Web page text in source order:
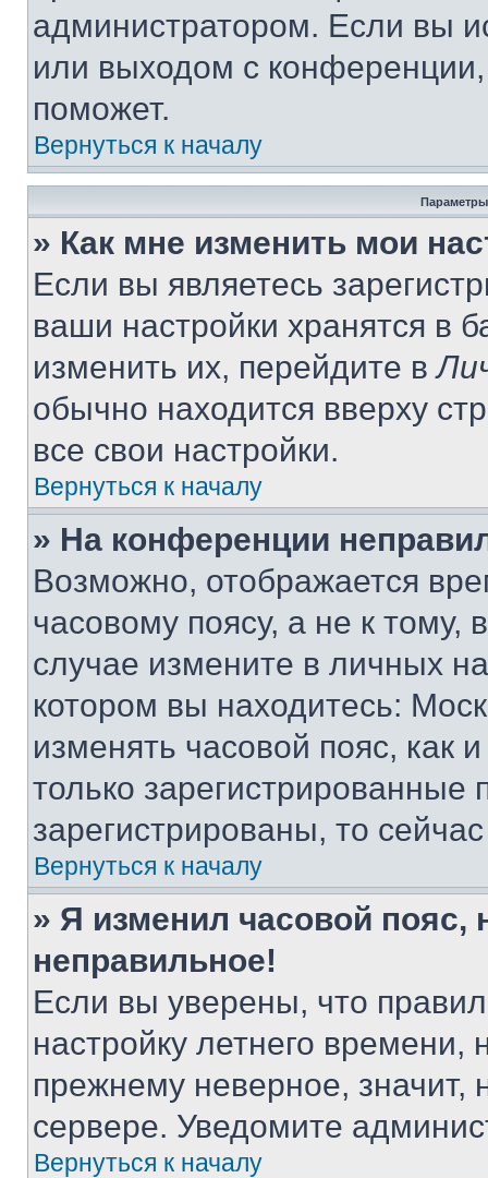
администратором. Если вы
или выходом с
поможет.
Вернуться к началу
Параметры
» Как мне изменить мои
Если вы являетесь
ваши настройки хранятся в
изменить их, перейдите в
обычно находится вверху
все свои настройки.
Вернуться к началу
» На конференции
Возможно, отображается
часовому поясу, а не к тому,
случае измените в личных
котором вы находитесь:
изменять часовой пояс, как
только
зарегистрированы, то
Вернуться к началу
» Я изменил часовой пояс,
неправильное!
Если вы уверены, что
настройку летнего
прежнему неверное, значит,
сервере. Уведомите
Вернуться к началу